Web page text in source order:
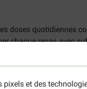
pixels et des
doses quotidiennes
chaque repas avec
sur l'emballage. Cette